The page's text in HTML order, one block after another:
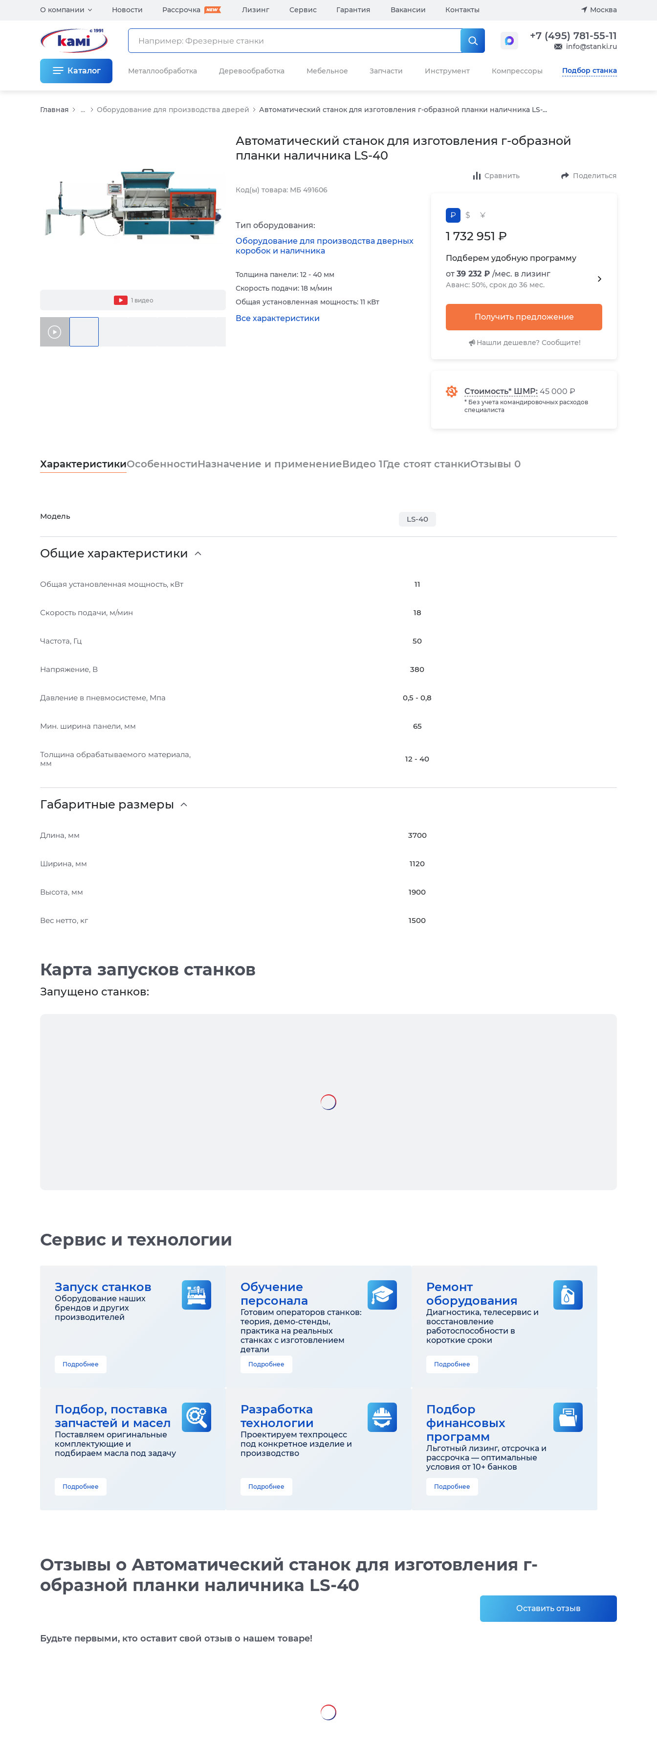
О компании Новости Рассрочка Лизинг Сервис Гарантия Вакансии Контакты Москва
+7 (495) 781-55-11
info@stanki.ru
Каталог Металлообработка Деревообработка Мебельное Запчасти Инструмент Компрессоры Подбор станка
Главная ... Оборудование для производства дверей Автоматический станок для изготовления г-образной планки наличника LS-...
Автоматический станок для изготовления г-образной
планки наличника LS-40
Код(ы) товара: МБ 491606
Сравнить Поделиться
1 видео
₽ $ ¥
1 732 951 ₽
Подберем удобную программу
от 39 232 ₽ /мес. в лизинг
Аванс: 50%, срок до 36 мес.
Получить предложение
Нашли дешевле? Сообщите!
Стоимость* ШМР: 45 000 ₽
* Без учета командировочных расходов
специалиста
Тип оборудования:
Оборудование для производства дверных
коробок и наличника
Толщина панели: 12 - 40 мм
Скорость подачи: 18 м/мин
Общая установленная мощность: 11 кВт
Все характеристики
ХарактеристикиОсобенностиНазначение и применениеВидео 1Где стоят станкиОтзывы 0
Модель LS-40
Общие характеристики
Общая установленная мощность, кВт 11
Скорость подачи, м/мин 18
Частота, Гц 50
Напряжение, В 380
Давление в пневмосистеме, Мпа 0,5 - 0,8
Мин. ширина панели, мм 65
Толщина обрабатываемого материала,
мм
12 - 40
Габаритные размеры
Длина, мм 3700
Ширина, мм 1120
Высота, мм 1900
Вес нетто, кг 1500
Карта запусков станков
Запущено станков:
Сервис и технологии
Запуск станков
Оборудование наших
брендов и других
производителей
Подробнее
Обучение
персонала
Готовим операторов станков:
теория, демо-стенды,
практика на реальных
станках с изготовлением
детали
Подробнее
Ремонт
оборудования
Диагностика, телесервис и
восстановление
работоспособности в
короткие сроки
Подробнее
Подбор, поставка
запчастей и масел
Поставляем оригинальные
комплектующие и
подбираем масла под задачу
Подробнее
Разработка
технологии
Проектируем техпроцесс
под конкретное изделие и
производство
Подробнее
Подбор
финансовых
программ
Льготный лизинг, отсрочка и
рассрочка — оптимальные
условия от 10+ банков
Подробнее
Отзывы о Автоматический станок для изготовления г-
образной планки наличника LS-40
Оставить отзыв
Будьте первыми, кто оставит свой отзыв о нашем товаре!